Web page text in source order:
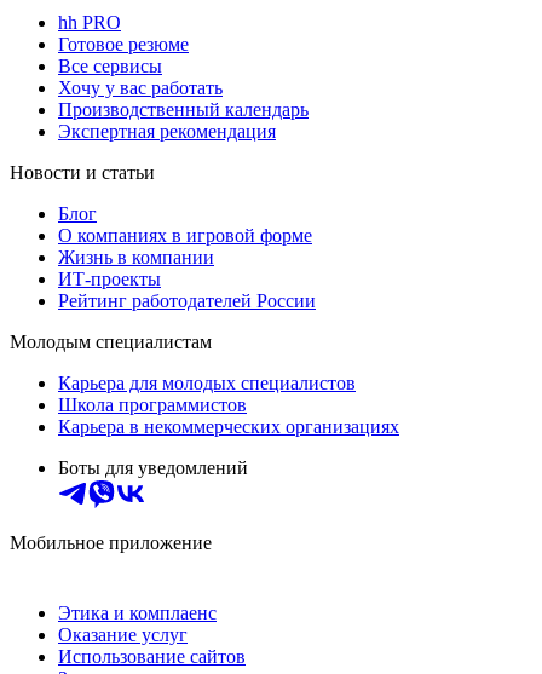
hh PRO
Готовое резюме
Все сервисы
Хочу у вас работать
Производственный календарь
Экспертная рекомендация
Новости и статьи
Блог
О компаниях в игровой форме
Жизнь в компании
ИТ-проекты
Рейтинг работодателей России
Молодым специалистам
Карьера для молодых специалистов
Школа программистов
Карьера в некоммерческих организациях
Боты для уведомлений
Мобильное приложение
Этика и комплаенс
Оказание услуг
Использование сайтов